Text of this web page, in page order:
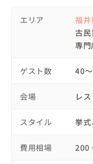
・移動も少なくパー
それが実現できそう
しでも長く作るために
とにしました。
💍タイムスケジュール
11:00　写真撮影・フ
エリア 福
古
専門
ゲスト数 40
会場 レ
スタイル 挙式
費用相場 200